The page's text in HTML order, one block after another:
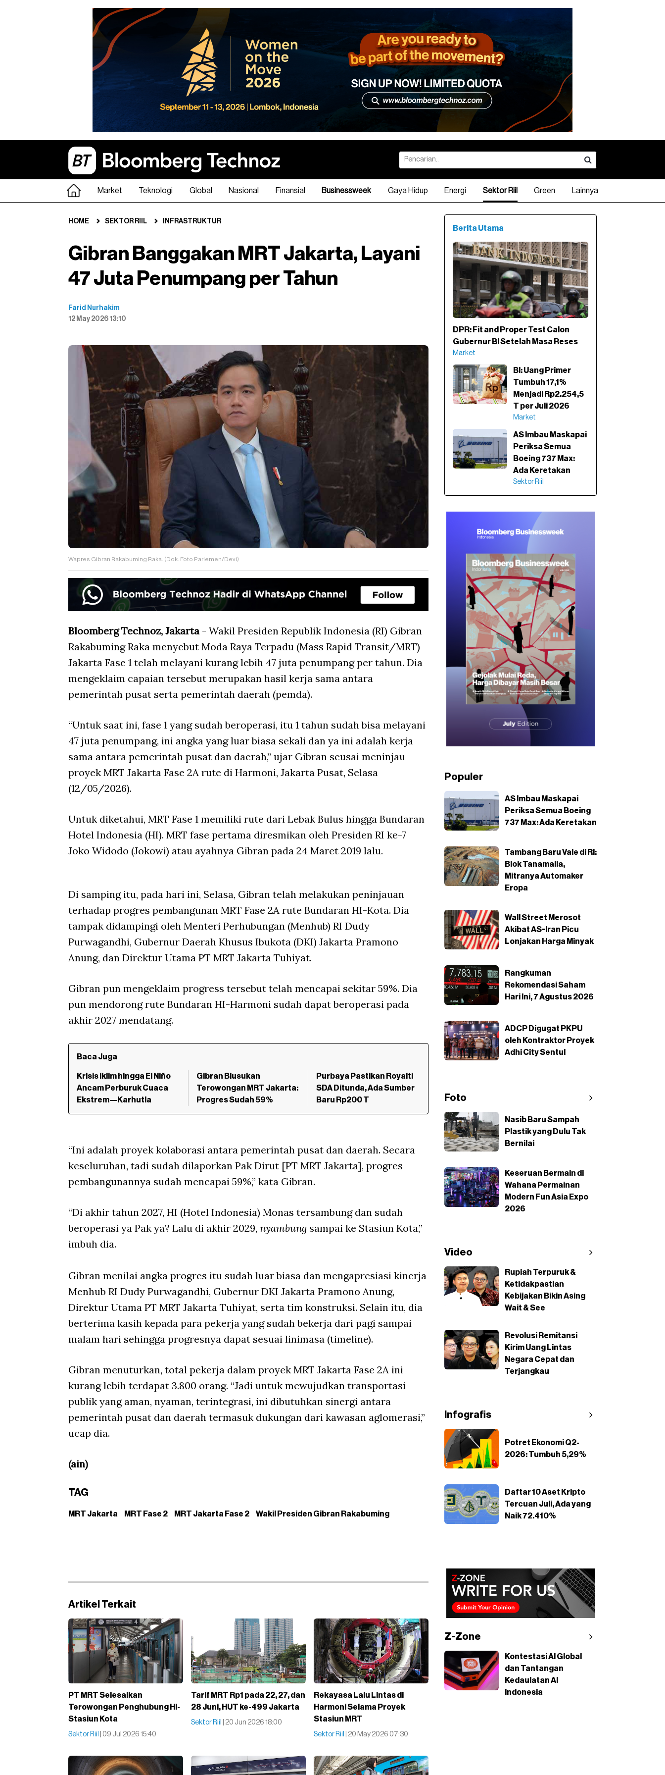
Market Teknologi Global Nasional Finansial Businessweek Gaya Hidup Energi Sektor Riil Green Lainnya
HOME SEKTOR RIIL INFRASTRUKTUR
Gibran Banggakan MRT Jakarta, Layani
47 Juta Penumpang per Tahun
Farid Nurhakim
12 May 2026 13:10
Wapres Gibran Rakabuming Raka. (Dok. Foto Parlemen/Devi)
Bloomberg Technoz, Jakarta- Wakil Presiden Republik Indonesia (RI) Gibran
Rakabuming Raka menyebut Moda Raya Terpadu (Mass Rapid Transit/MRT)
Jakarta Fase 1 telah melayani kurang lebih 47 juta penumpang per tahun. Dia
mengeklaim capaian tersebut merupakan hasil kerja sama antara
pemerintah pusat serta pemerintah daerah (pemda).
“Untuk saat ini, fase 1 yang sudah beroperasi, itu 1 tahun sudah bisa melayani
47 juta penumpang, ini angka yang luar biasa sekali dan ya ini adalah kerja
sama antara pemerintah pusat dan daerah,” ujar Gibran seusai meninjau
proyek MRT Jakarta Fase 2A rute di Harmoni, Jakarta Pusat, Selasa
(12/05/2026).
Untuk diketahui, MRT Fase 1 memiliki rute dari Lebak Bulus hingga Bundaran
Hotel Indonesia (HI). MRT fase pertama diresmikan oleh Presiden RI ke-7
Joko Widodo (Jokowi) atau ayahnya Gibran pada 24 Maret 2019 lalu.
Di samping itu, pada hari ini, Selasa, Gibran telah melakukan peninjauan
terhadap progres pembangunan MRT Fase 2A rute Bundaran HI-Kota. Dia
tampak didampingi oleh Menteri Perhubungan (Menhub) RI Dudy
Purwagandhi, Gubernur Daerah Khusus Ibukota (DKI) Jakarta Pramono
Anung, dan Direktur Utama PT MRT Jakarta Tuhiyat.
Gibran pun mengeklaim progress tersebut telah mencapai sekitar 59%. Dia
pun mendorong rute Bundaran HI-Harmoni sudah dapat beroperasi pada
akhir 2027 mendatang.
Baca Juga
Krisis Iklim hingga El Niño
Ancam Perburuk Cuaca
Ekstrem—Karhutla
Gibran Blusukan
Terowongan MRT Jakarta:
Progres Sudah 59%
Purbaya Pastikan Royalti
SDA Ditunda, Ada Sumber
Baru Rp200 T
“Ini adalah proyek kolaborasi antara pemerintah pusat dan daerah. Secara
keseluruhan, tadi sudah dilaporkan Pak Dirut [PT MRT Jakarta], progres
pembangunannya sudah mencapai 59%,” kata Gibran.
“Di akhir tahun 2027, HI (Hotel Indonesia) Monas tersambung dan sudah
beroperasi ya Pak ya? Lalu di akhir 2029, nyambung sampai ke Stasiun Kota,”
imbuh dia.
Gibran menilai angka progres itu sudah luar biasa dan mengapresiasi kinerja
Menhub RI Dudy Purwagandhi, Gubernur DKI Jakarta Pramono Anung,
Direktur Utama PT MRT Jakarta Tuhiyat, serta tim konstruksi. Selain itu, dia
berterima kasih kepada para pekerja yang sudah bekerja dari pagi sampai
malam hari sehingga progresnya dapat sesuai linimasa (timeline).
Gibran menuturkan, total pekerja dalam proyek MRT Jakarta Fase 2A ini
kurang lebih terdapat 3.800 orang. “Jadi untuk mewujudkan transportasi
publik yang aman, nyaman, terintegrasi, ini dibutuhkan sinergi antara
pemerintah pusat dan daerah termasuk dukungan dari kawasan aglomerasi,”
ucap dia.
(ain)
TAG
MRT Jakarta MRT Fase 2 MRT Jakarta Fase 2 Wakil Presiden Gibran Rakabuming
Artikel Terkait
PT MRT Selesaikan
Terowongan Penghubung HI-
Stasiun Kota
Sektor Riil | 09 Jul 2026 15:40
Tarif MRT Rp1 pada 22, 27, dan
28 Juni, HUT ke-499 Jakarta
Sektor Riil | 20 Jun 2026 18:00
Rekayasa Lalu Lintas di
Harmoni Selama Proyek
Stasiun MRT
Sektor Riil | 20 May 2026 07:30
Berita Utama
DPR: Fit and Proper Test Calon
Gubernur BI Setelah Masa Reses
Market
BI: Uang Primer
Tumbuh 17,1%
Menjadi Rp2.254,5
T per Juli 2026
Market
AS Imbau Maskapai
Periksa Semua
Boeing 737 Max:
Ada Keretakan
Sektor Riil
Populer
AS Imbau Maskapai
Periksa Semua Boeing
737 Max: Ada Keretakan
Tambang Baru Vale di RI:
Blok Tanamalia,
Mitranya Automaker
Eropa
Wall Street Merosot
Akibat AS-Iran Picu
Lonjakan Harga Minyak
Rangkuman
Rekomendasi Saham
Hari Ini, 7 Agustus 2026
ADCP Digugat PKPU
oleh Kontraktor Proyek
Adhi City Sentul
Foto
Nasib Baru Sampah
Plastik yang Dulu Tak
Bernilai
Keseruan Bermain di
Wahana Permainan
Modern Fun Asia Expo
2026
Video
Rupiah Terpuruk &
Ketidakpastian
Kebijakan Bikin Asing
Wait & See
Revolusi Remitansi
Kirim Uang Lintas
Negara Cepat dan
Terjangkau
Infografis
Potret Ekonomi Q2-
2026: Tumbuh 5,29%
Daftar 10 Aset Kripto
Tercuan Juli, Ada yang
Naik 72.410%
Z-Zone
Kontestasi AI Global
dan Tantangan
Kedaulatan AI
Indonesia